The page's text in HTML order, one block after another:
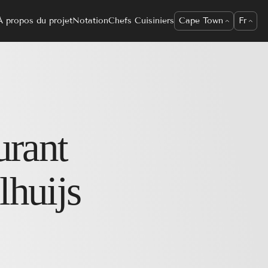
propos du projetNotationChefs Cuisiniers Cape Town Fr